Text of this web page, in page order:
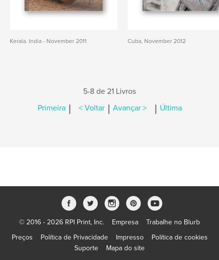
Kerala. India - November 2011 Cuba, November 2012
5-8 de 21 Livros
Primeira | < Voltar | Avançar > | Última
© 2016 - 2026 RPI Print, Inc. Empresa
Trabalhe no Blurb
Preços
Política de Privacidade Impresso
Política de cookies
Suporte
Mapa do site